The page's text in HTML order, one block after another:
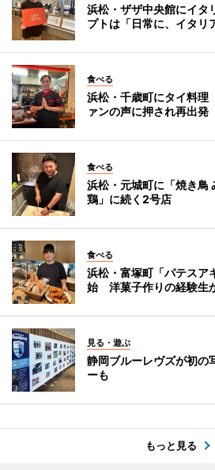
浜松・ザザ中央館にイ
プトは「日常に、イタリ
食べる
浜松・千歳町にタイ料
ァンの声に押され再出発
食べる
浜松・元城町に「焼き
鶏」に続く2号店
食べる
浜松・富塚町「パテスア
始 洋菓子作りの経験生
見る・遊ぶ
静岡ブルーレヴズが初
ーも
もっと見る